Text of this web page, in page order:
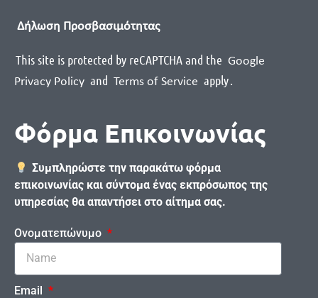
Δήλωση Προσβασιμότητας
This site is protected by reCAPTCHA and the Google
Privacy Policy and Terms of Service apply.
Φόρμα Επικοινωνίας
Συμπληρώστε την παρακάτω φόρμα
επικοινωνίας και σύντομα ένας εκπρόσωπος της
υπηρεσίας θα απαντήσει στο αίτημα σας.
Ονοματεπώνυμο
Email